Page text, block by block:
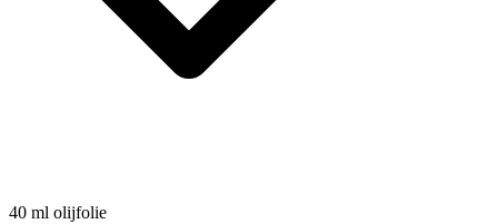
40 ml olijfolie